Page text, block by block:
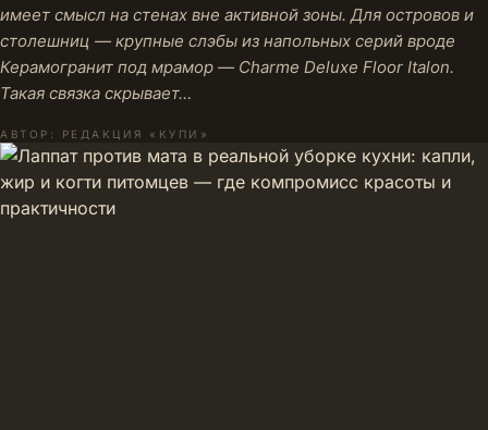
имеет смысл на стенах вне активной зоны. Для островов и
столешниц — крупные слэбы из напольных серий вроде
Керамогранит под мрамор — Charme Deluxe Floor Italon.
Такая связка скрывает…
АВТОР: РЕДАКЦИЯ «КУПИ»